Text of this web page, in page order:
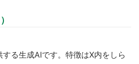
る生成AIです。特徴はX内をしら